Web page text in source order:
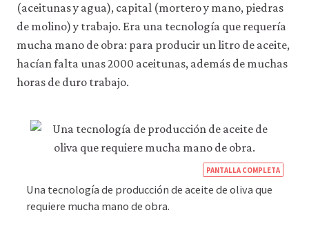
hay
que
tener
una
sesión
También
utilizar
ayuden
mejorar
(aceitunas y agua), capital (mortero y mano, piedras
de molino) y trabajo. Era una tecnología que requería
mucha mano de obra: para producir un litro de aceite,
hacían falta unas 2000 aceitunas, además de muchas
horas de duro trabajo.
PANTALLA COMPLETA
Una tecnología de producción de aceite de oliva que
requiere mucha mano de obra.